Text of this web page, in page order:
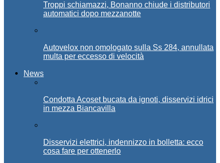
Troppi schiamazzi, Bonanno chiude i distributori
automatici dopo mezzanotte
Autovelox non omologato sulla Ss 284, annullata
multa per eccesso di velocità
News
Condotta Acoset bucata da ignoti, disservizi idrici
in mezza Biancavilla
Disservizi elettrici, indennizzo in bolletta: ecco
cosa fare per ottenerlo